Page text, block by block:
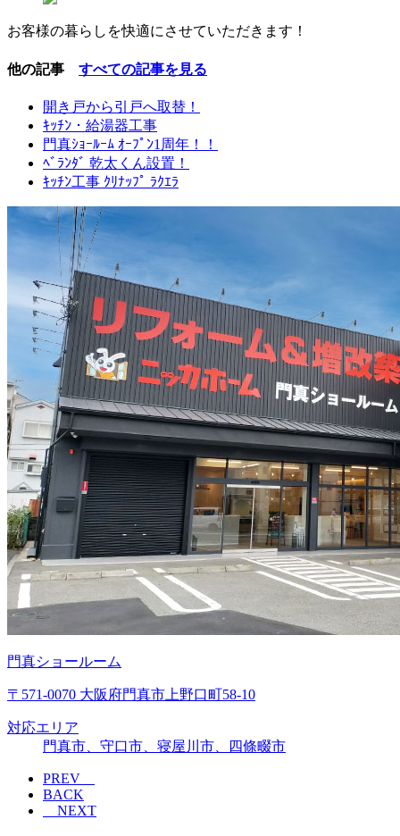
お客様の暮らしを快適にさせていただきます！
他の記事 すべての記事を見る
開き戸から引戸へ取替！
ｷｯﾁﾝ・給湯器工事
門真ｼｮｰﾙｰﾑ ｵｰﾌﾟﾝ1周年！！
ﾍﾞﾗﾝﾀﾞ 乾太くん設置！
ｷｯﾁﾝ工事 ｸﾘﾅｯﾌﾟ ﾗｸｴﾗ
門真ショールーム
〒571-0070 大阪府門真市上野口町58-10
対応エリア
門真市、守口市、寝屋川市、四條畷市
PREV
BACK
NEXT